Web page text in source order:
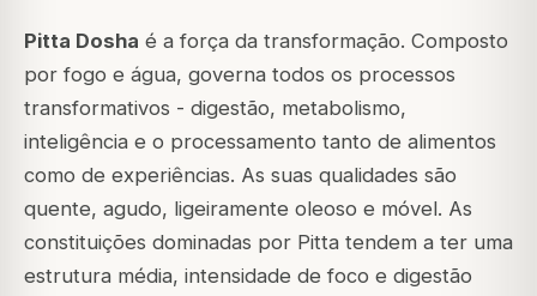
Pitta Dosha é a força da transformação. Composto
por fogo e água, governa todos os processos
transformativos - digestão, metabolismo,
inteligência e o processamento tanto de alimentos
como de experiências. As suas qualidades são
quente, agudo, ligeiramente oleoso e móvel. As
constituições dominadas por Pitta tendem a ter uma
estrutura média, intensidade de foco e digestão